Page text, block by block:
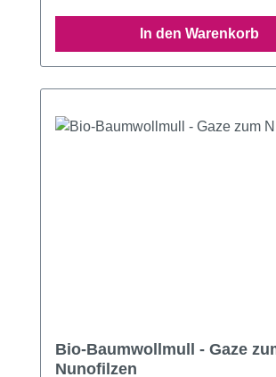
In den Warenkorb
Bio-Baumwollmull - Gaze
Nunofilzen